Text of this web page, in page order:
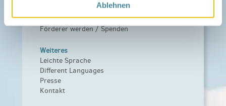
Ablehnen
Träger und Förderer
Kooperationen
Förderer werden / Spenden
Weiteres
Leichte Sprache
Different Languages
Presse
Kontakt